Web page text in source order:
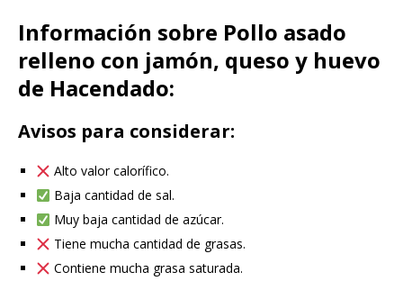
Información sobre Pollo asado
relleno con jamón, queso y huevo
de Hacendado:
Avisos para considerar:
Alto valor calorífico.
Baja cantidad de sal.
Muy baja cantidad de azúcar.
Tiene mucha cantidad de grasas.
Contiene mucha grasa saturada.